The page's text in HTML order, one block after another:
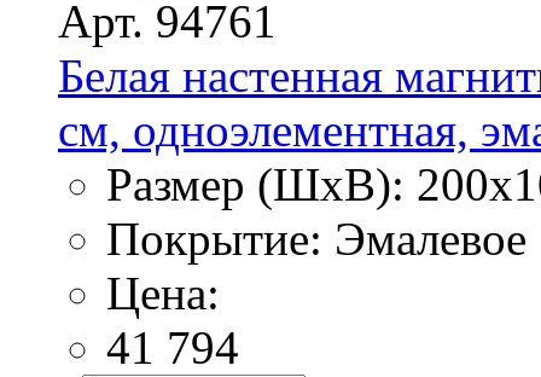
Арт. 94761
Белая настенная
см, одноэлементная,
Размер (ШхВ):
Покрытие: Эмалевое
Цена:
41 794